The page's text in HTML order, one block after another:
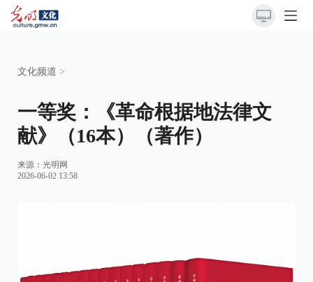
文化频道 >
一等奖：《革命根据地法律文
献》（16本）（著作）
来源： 光明网
2026-06-02 13:58